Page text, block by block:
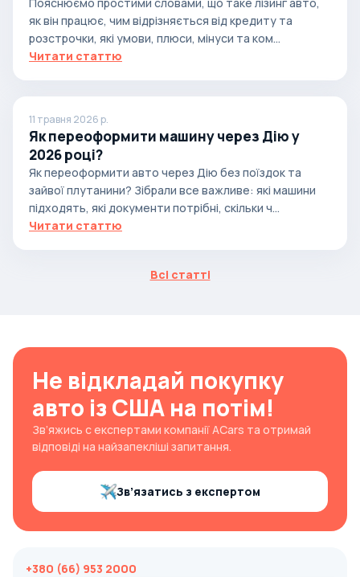
як він працює, чим відрізняється від кредиту та
розстрочки, які умови, плюси, мінуси та ком...
Читати статтю
11 травня 2026 р.
Як переоформити машину через Дію у
2026 році?
Як переоформити авто через Дію без поїздок та
зайвої плутанини? Зібрали все важливе: які машини
підходять, які документи потрібні, скільки ч...
Читати статтю
Всі статті
Не відкладай покупку
авто із США на потім!
Зв’яжись с експертами компанії ACars та отримай
відповіді на найзапекліші запитання.
Зв’язатись з експертом
+380 (66) 953 2000